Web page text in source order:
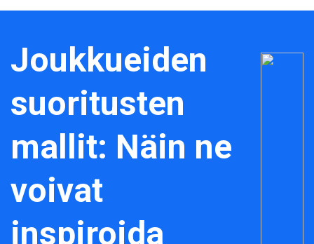
Joukkueiden
suoritusten
mallit: Näin ne
voivat
inspiroida